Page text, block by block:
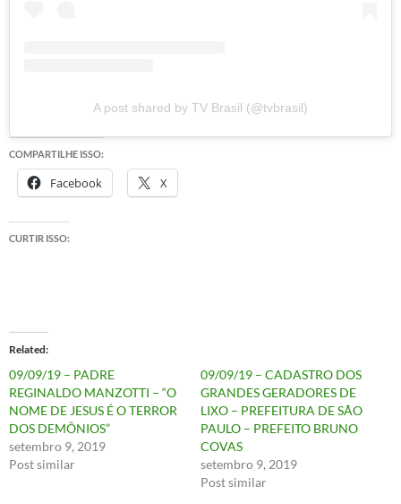
A post shared by TV Brasil (@tvbrasil)
COMPARTILHE ISSO:
Facebook X
CURTIR ISSO:
Related
09/09/19 – PADRE
REGINALDO MANZOTTI – “O
NOME DE JESUS É O TERROR
DOS DEMÔNIOS”
setembro 9, 2019
Post similar
09/09/19 – CADASTRO DOS
GRANDES GERADORES DE
LIXO – PREFEITURA DE SÃO
PAULO – PREFEITO BRUNO
COVAS
setembro 9, 2019
Post similar